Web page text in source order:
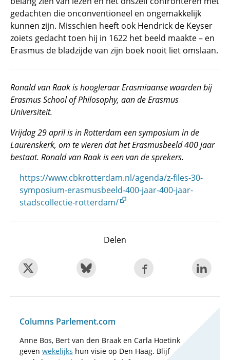
gedachten die onconventioneel en ongemakkelijk
kunnen zijn. Misschien heeft ook Hendrick de Keyser
zoiets gedacht toen hij in 1622 het beeld maakte – en
Erasmus de bladzijde van zijn boek nooit liet omslaan.
Ronald van Raak is hoogleraar Erasmiaanse waarden bij
Erasmus School of Philosophy, aan de Erasmus
Universiteit.
Vrijdag 29 april is in Rotterdam een symposium in de
Laurenskerk, om te vieren dat het Erasmusbeeld 400 jaar
bestaat. Ronald van Raak is een van de sprekers.
https://www.cbkrotterdam.nl/agenda/z-files-30-
symposium-erasmusbeeld-400-jaar-400-jaar-
stadscollectie-rotterdam/
Delen
Columns Parlement.com
Anne Bos, Bert van den Braak en Carla Hoetink
geven wekelijks hun visie op Den Haag. Blijf